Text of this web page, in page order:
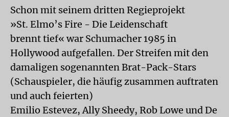
Schon mit seinem dritten Regieprojekt
»St. Elmo’s Fire - Die Leidenschaft
brennt tief« war Schumacher 1985 in
Hollywood aufgefallen. Der Streifen mit den
damaligen sogenannten Brat-Pack-Stars
(Schauspieler, die häufig zusammen auftraten
und auch feierten)
Emilio Estevez, Ally Sheedy, Rob Lowe und De